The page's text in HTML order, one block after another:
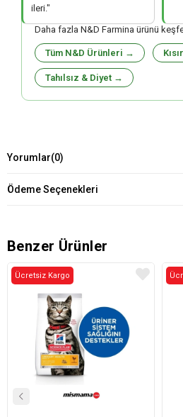
ileri."
Daha fazla N&D Farmina ürünü
Tüm N&D Ürünleri →
Tahılsız & Diyet →
Yorumlar(0)
Ödeme Seçenekleri
Benzer Ürünler
Ücretsiz Kargo